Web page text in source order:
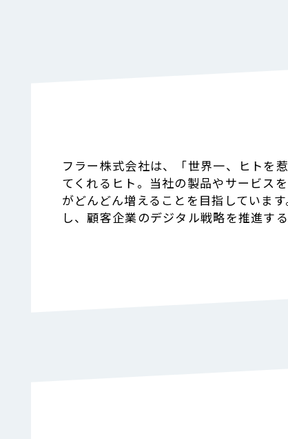
フラー株式会社は、「世界一、ヒトを
てくれるヒト。当社の製品やサービス
がどんどん増えることを目指していま
し、顧客企業のデジタル戦略を推進す